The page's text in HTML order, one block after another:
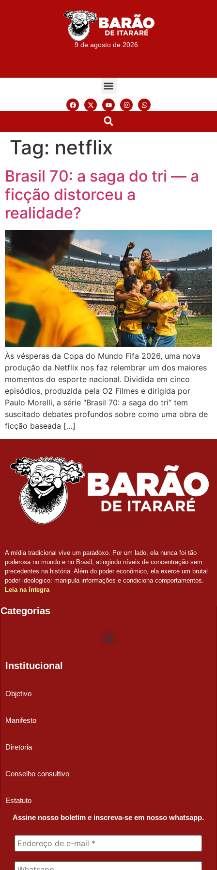
9 de agosto de 2026
Tag: netflix
Brasil 70: a saga do tri — a
ficção distorceu a
realidade?
Às vésperas da Copa do Mundo Fifa 2026, uma nova
produção da Netflix nos faz relembrar um dos maiores
momentos do esporte nacional. Dividida em cinco
episódios, produzida pela O2 Filmes e dirigida por
Paulo Morelli, a série “Brasil 70: a saga do tri” tem
suscitado debates profundos sobre como uma obra de
ficção baseada […]
A mídia tradicional vive um paradoxo. Por um lado, ela nunca foi tão
poderosa no mundo e no Brasil, atingindo níveis de concentração sem
precedentes na história. Além do poder econômico, ela exerce um brutal
poder ideológico: manipula informações e condiciona comportamentos.
Leia na íntegra
Categorias
Institucional
Objetivo
Manifesto
Diretoria
Conselho consultivo
Estatuto
Assine nosso boletim e inscreva-se em nosso whatsapp.